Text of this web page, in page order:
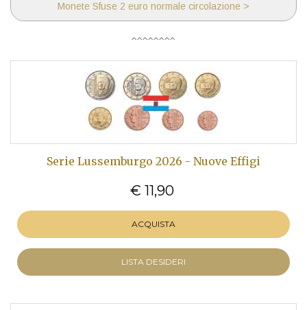
Monete Sfuse 2 euro normale circolazione >
Serie Lussemburgo 2026 - Nuove Effigi
€ 11,90
ACQUISTA
LISTA DESIDERI